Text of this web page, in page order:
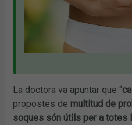
La doctora va apuntar que “
propostes de multitud de
soques són útils per a totes